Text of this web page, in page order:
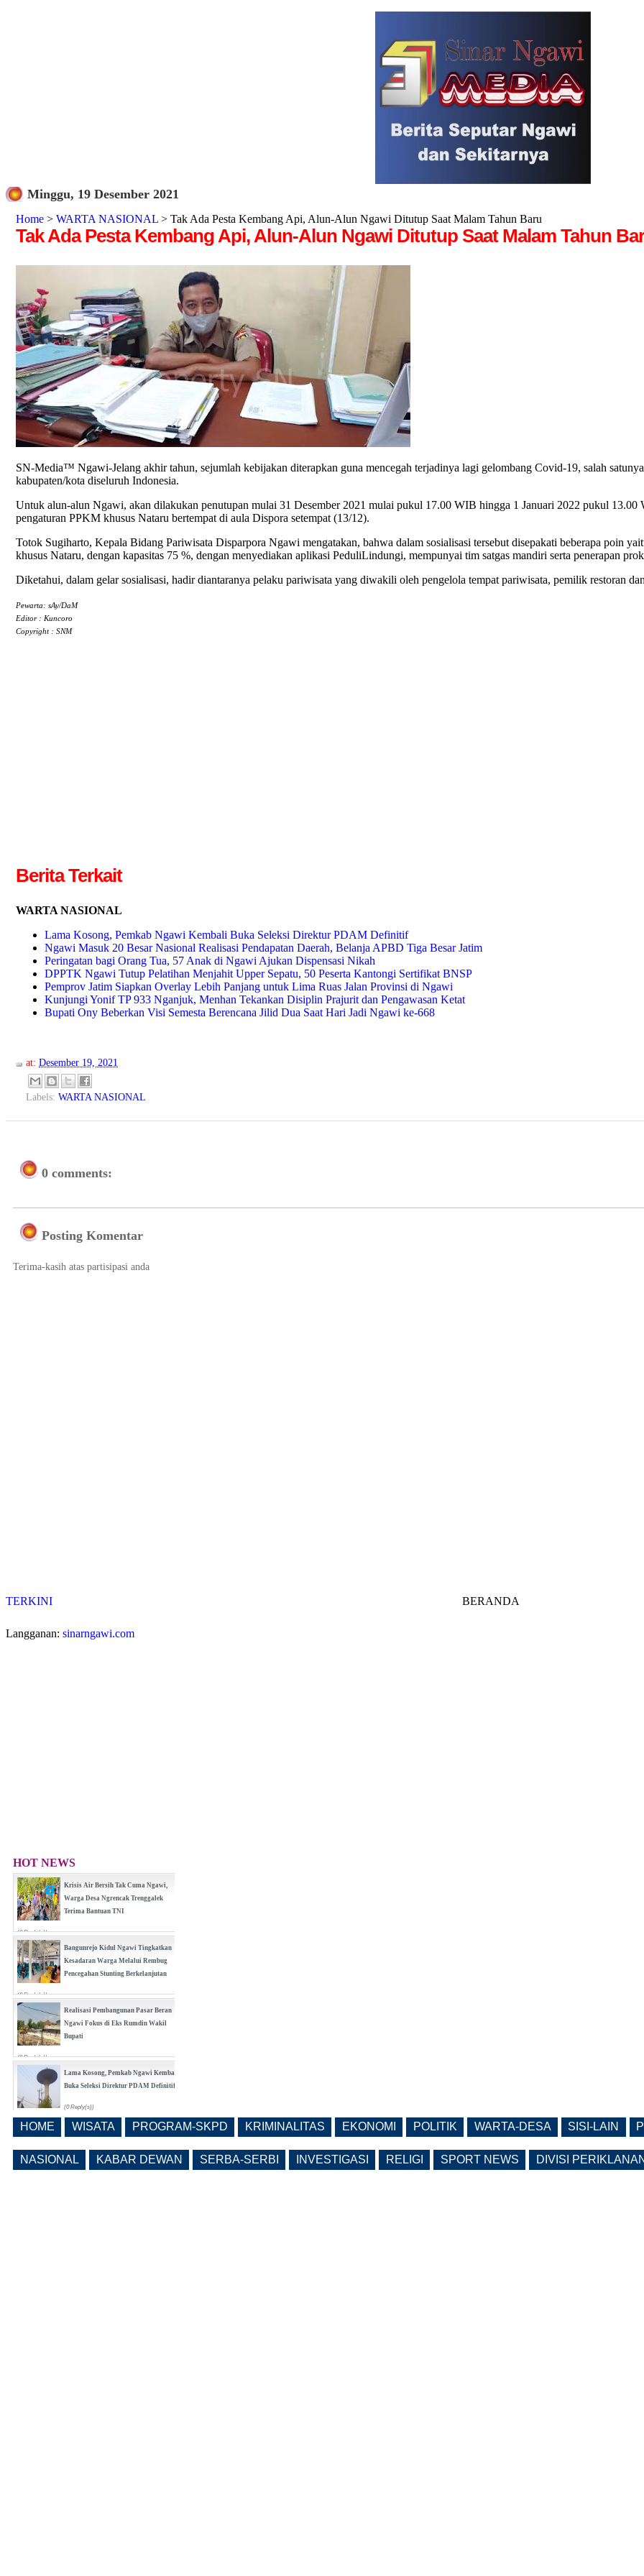
Minggu, 19 Desember 2021
Home > WARTA NASIONAL > Tak Ada Pesta Kembang Api, Alun-Alun Ngawi Ditutup Saat Malam Tahun Baru
Tak Ada Pesta Kembang Api, Alun-Alun Ngawi Ditutup Saat Malam Tahun
SN-Media™ Ngawi-Jelang akhir tahun, sejumlah kebijakan diterapkan guna mencegah terjadinya lagi gelombang Covid-19, salah
kabupaten/kota diseluruh Indonesia.
Untuk alun-alun Ngawi, akan dilakukan penutupan mulai 31 Desember 2021 mulai pukul 17.00 WIB hingga 1 Januari 2022 pukul 13.00
pengaturan PPKM khusus Nataru bertempat di aula Dispora setempat (13/12).
Totok Sugiharto, Kepala Bidang Pariwisata Disparpora Ngawi mengatakan, bahwa dalam sosialisasi tersebut disepakati beberapa poin
khusus Nataru, dengan kapasitas 75 %, dengan menyediakan aplikasi PeduliLindungi, mempunyai tim satgas mandiri serta penerapan
Diketahui, dalam gelar sosialisasi, hadir diantaranya pelaku pariwisata yang diwakili oleh pengelola tempat pariwisata, pemilik restoran
Pewarta: sAy/DaM
Editor : Kuncoro
Copyright : SNM
Berita Terkait
WARTA NASIONAL
Lama Kosong, Pemkab Ngawi Kembali Buka Seleksi Direktur PDAM Definitif
Ngawi Masuk 20 Besar Nasional Realisasi Pendapatan Daerah, Belanja APBD Tiga Besar Jatim
Peringatan bagi Orang Tua, 57 Anak di Ngawi Ajukan Dispensasi Nikah
DPPTK Ngawi Tutup Pelatihan Menjahit Upper Sepatu, 50 Peserta Kantongi Sertifikat BNSP
Pemprov Jatim Siapkan Overlay Lebih Panjang untuk Lima Ruas Jalan Provinsi di Ngawi
Kunjungi Yonif TP 933 Nganjuk, Menhan Tekankan Disiplin Prajurit dan Pengawasan Ketat
Bupati Ony Beberkan Visi Semesta Berencana Jilid Dua Saat Hari Jadi Ngawi ke-668
at: Desember 19, 2021
Labels: WARTA NASIONAL
0 comments:
Posting Komentar
Terima-kasih atas partisipasi anda
TERKINI BERANDA
Langganan: sinarngawi.com
HOT NEWS
Krisis Air Bersih Tak Cuma Ngawi,
Warga Desa Ngrencak Trenggalek
Terima Bantuan TNI
(0 Reply(s))
Bangunrejo Kidul Ngawi Tingkatkan
Kesadaran Warga Melalui Rembug
Pencegahan Stunting Berkelanjutan
(0 Reply(s))
Realisasi Pembangunan Pasar Beran
Ngawi Fokus di Eks Rumdin Wakil
Bupati
(0 Reply(s))
Lama Kosong, Pemkab Ngawi Kembali
Buka Seleksi Direktur PDAM Definitif
(0 Reply(s))
Dikenai Denda dan Pembatasan
HOME WISATA PROGRAM-SKPD KRIMINALITAS EKONOMI POLITIK WARTA-DESA SISI-LAIN
NASIONAL KABAR DEWAN SERBA-SERBI INVESTIGASI RELIGI SPORT NEWS DIVISI